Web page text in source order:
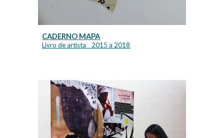
CADERNO MAPA
Livro de artista _ 2015 a 2018